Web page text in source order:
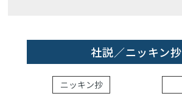
社説／ニッキン抄
ニッキン抄